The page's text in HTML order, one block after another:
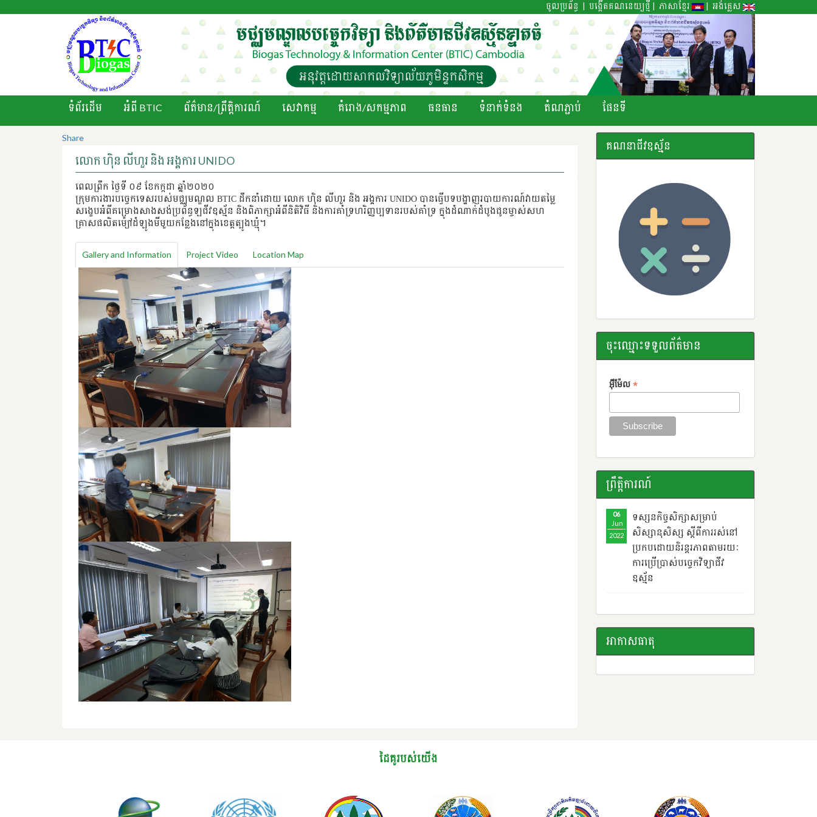
អង់គ្លេស
ភាសាខ្មែរ |
បង្កើតគណនេយ្យថ្មី |
ចូលប្រព័ន្ធ |
ទំព័រដើម អំពី BTIC ព័ត៌មាន/ព្រឹតិ្តការណ៍ សេវាកម្ម គំរោង/សកម្មភាព ធនធាន ទំនាក់ទំនង តំណភ្ជាប់ ផែនទី
Share
លោក ហ៊ិន លីហួរ និង អង្គការ UNIDO
ពេលព្រឹក ថ្ងៃទី ០៩ ខែកក្កដា ឆ្នាំ២០២០
ក្រុមការងារបច្ចេកទេសរបស់មជ្ឈមណ្ឌល BTIC ដឹកនាំដោយ លោក ហ៊ិន លីហួរ និង អង្គការ UNIDO បានធ្វើបទបង្ហាញរបាយការណ៍វាយតម្លៃ
សង្ខេបអំពីគម្រោងសាងសង់ប្រព័ន្ធឡជីវឧស្ម័ន និងពិភាក្សាអំពីនិតិវិធី និងការគាំទ្រហរិញ្ញប្បទានរបស់គាំទ្រ ក្នុងដំណាក់ដំបូងជូនម្ចាស់សហ
គ្រាសផលិតម៉្យៅដំឡូងមីមួយកន្លែងនៅក្នុងខេត្តត្បូងឃ្មុំ។
Gallery and Information Project Video Location Map
គណនាជីវឧស្ម័ន
ចុះឈ្មោះទទួលព័ត៌មាន
អ៊ីម៉ែល*
ព្រឹតិ្តការណ៍
06
Jun
2022
ទស្សនកិច្ចសិក្សាសម្រាប់
សិស្សានុសិស្ស ​ស្តីពី​ការរស់នៅ
ប្រកបដោយនិរន្តរភាពតាមរយៈ
ការប្រើប្រាស់បច្ចេកវិទ្យាជីវ
ឧស្ម័ន
អាកាសធាតុ
ដៃគូរបស់យើង